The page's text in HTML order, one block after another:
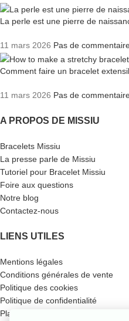
La perle est une pierre de
11 mars 2026 Pas de
Comment faire un bracelet
11 mars 2026 Pas de
A PROPOS DE MISSIU
Bracelets Missiu
La presse parle de Missiu
Tutoriel pour Bracelet Missiu
Foire aux questions
Notre blog
Contactez-nous
LIENS UTILES
Mentions légales
Conditions générales de vente
Politique des cookies
Politique de confidentialité
Plan du site